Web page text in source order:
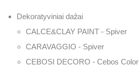
Dekoratyviniai dažai
CALCE&CLAY PAINT - Spiver
CARAVAGGIO - Spiver
CEBOSI DECORO - Cebos Color